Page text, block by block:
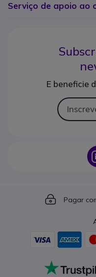
Serviço de apoio ao
E beneficie
Icon
Pagar